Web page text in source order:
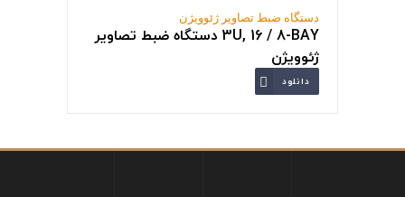
دستگاه ضبط تصاویر ژئوویژن
3U, 16 / 8-BAY دستگاه ضبط تصاویر
ژئوویژن
دانلود